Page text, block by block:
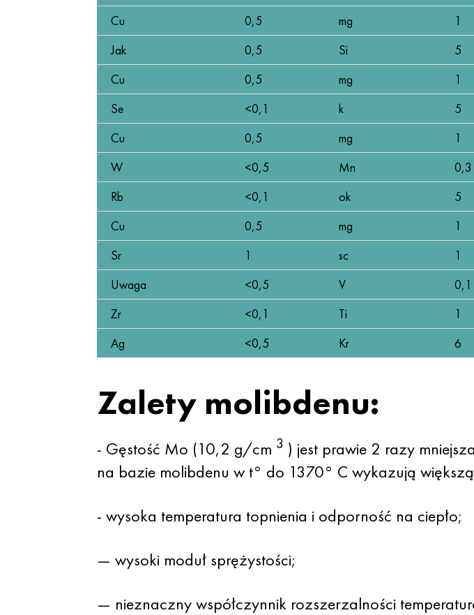
Cu
0,5 mg 1
Jak
0,5 Si 5
Cu
0,5 mg 1
Se
<0,1 k 5
Cu
0,5 mg 1
W
<0,5 Mn
0,3
Rb
<0,1 ok 5
Cu
0,5 mg 1
Sr
1 sc 1
Uwaga
<0,5 V 0,1
Zr
<0,1 Ti 1
Ag
<0,5 Kr 6
Zalety molibdenu:
- Gęstość Mo (10,2 g/cm 3 ) jest prawie 2 razy
na bazie molibdenu w t° do 1370° C wykazują
- wysoka temperatura topnienia i odporność na ciepło;
— wysoki moduł sprężystości;
— nieznaczny współczynnik rozszerzalności